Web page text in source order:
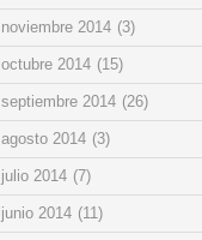
noviembre 2014 (3)
octubre 2014 (15)
septiembre 2014 (26)
agosto 2014 (3)
julio 2014 (7)
junio 2014 (11)